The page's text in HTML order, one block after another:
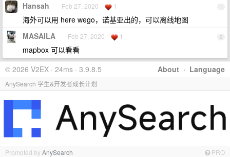
1
Hansah Feb 27, 2020 1
海外可以用 here wego，诺基亚出的，可以离线地图
2
MASAILA Feb 27, 2020 1
mapbox 可以看看
About · Language
© 2026 V2EX · 24ms · 3.9.8.5
AnySearch 学生&开发者成长计划
Promoted byAnySearch PRO